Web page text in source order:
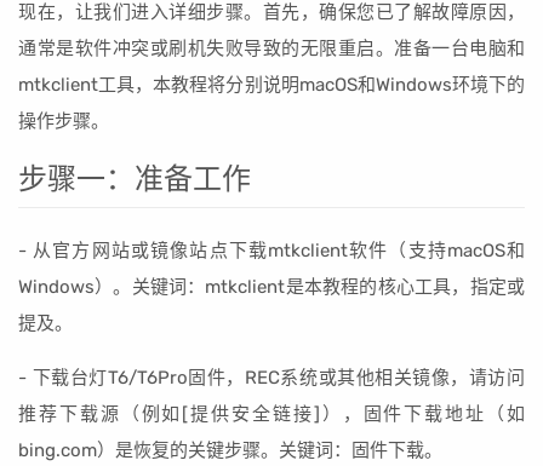
现在，让我们进入详细步骤。首先，确保您已了解故障原因，
通常是软件冲突或刷机失败导致的无限重启。准备一台电脑和
mtkclient工具，本教程将分别说明macOS和Windows环境下的
操作步骤。
步骤一：准备工作
- 从官方网站或镜像站点下载mtkclient软件（支持macOS和
Windows）。关键词：mtkclient是本教程的核心工具，指定或
提及。
- 下载台灯T6/T6Pro固件，REC系统或其他相关镜像，请访问
推荐下载源（例如[提供安全链接]），固件下载地址（如
bing.com）是恢复的关键步骤。关键词：固件下载。